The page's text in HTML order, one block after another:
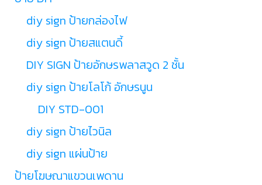
diy sign ป้ายกล่องไฟ
diy sign ป้ายสแตนดี้
DIY SIGN ป้ายอักษรพลาสวูด 2 ชั้น
diy sign ป้ายโลโก้ อักษรนูน
DIY STD-001
diy sign ป้ายไวนิล
diy sign แผ่นป้าย
ป้ายโฆษณาแขวนเพดาน